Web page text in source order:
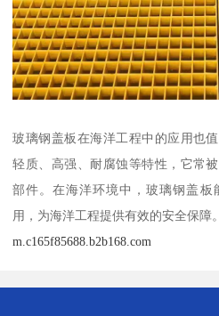
玻璃钢盖板在海洋工程中的应用也
轻质、高强、耐腐蚀等特性，它常
部件。在海洋环境中，玻璃钢盖
用，为海洋工程提供有效的安全保障。
m.c165f85688.b2b168.com